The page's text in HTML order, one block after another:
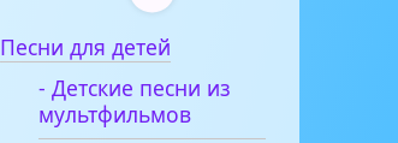
Песни для детей
- Детские песни из
мультфильмов